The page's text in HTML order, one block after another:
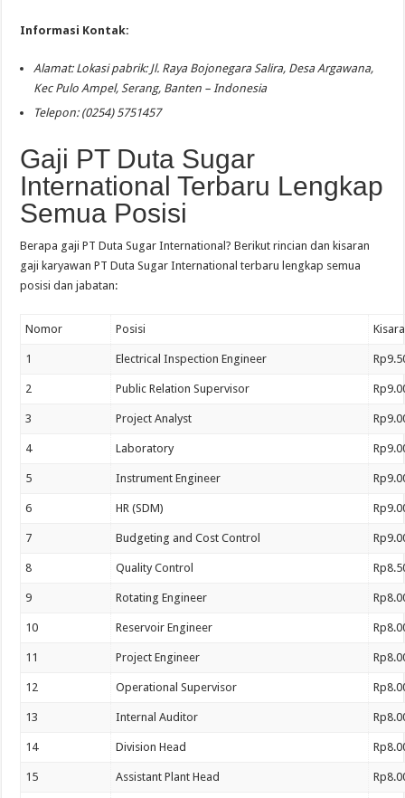
Informasi Kontak:
Alamat: Lokasi pabrik: Jl. Raya Bojonegara Salira, Desa Argawana,
Kec Pulo Ampel, Serang, Banten – Indonesia
Telepon: (0254) 5751457
Gaji PT Duta Sugar
International Terbaru Lengkap
Semua Posisi
Berapa gaji PT Duta Sugar International? Berikut rincian dan kisaran
gaji karyawan PT Duta Sugar International terbaru lengkap semua
posisi dan jabatan:
Nomor Posisi
1 Electrical Inspection Engineer
2 Public Relation Supervisor
3 Project Analyst
4 Laboratory
5 Instrument Engineer
6 HR (SDM)
7 Budgeting and Cost Control
8 Quality Control
9 Rotating Engineer
10 Reservoir Engineer
11 Project Engineer
12 Operational Supervisor
13 Internal Auditor
14 Division Head
15 Assistant Plant Head